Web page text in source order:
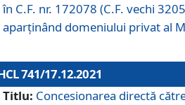
în C.F. nr. 172078 (C.F. vechi
aparținând domeniului privat al
741/17.12.2021
Titlu: Concesionarea directă